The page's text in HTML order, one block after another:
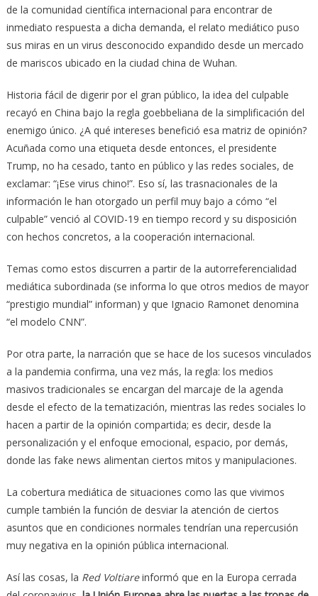
de la comunidad científica internacional para encontrar de
inmediato respuesta a dicha demanda, el relato mediático puso
sus miras en un virus desconocido expandido desde un mercado
de mariscos ubicado en la ciudad china de Wuhan.
Historia fácil de digerir por el gran público, la idea del culpable
recayó en China bajo la regla goebbeliana de la simplificación del
enemigo único. ¿A qué intereses benefició esa matriz de opinión?
Acuñada como una etiqueta desde entonces, el presidente
Trump, no ha cesado, tanto en público y las redes sociales, de
exclamar: “¡Ese virus chino!”. Eso sí, las trasnacionales de la
información le han otorgado un perfil muy bajo a cómo “el
culpable” venció al COVID-19 en tiempo record y su disposición
con hechos concretos, a la cooperación internacional.
Temas como estos discurren a partir de la autorreferencialidad
mediática subordinada (se informa lo que otros medios de mayor
“prestigio mundial” informan) y que Ignacio Ramonet denomina
“el modelo CNN”.
Por otra parte, la narración que se hace de los sucesos vinculados
a la pandemia confirma, una vez más, la regla: los medios
masivos tradicionales se encargan del marcaje de la agenda
desde el efecto de la tematización, mientras las redes sociales lo
hacen a partir de la opinión compartida; es decir, desde la
personalización y el enfoque emocional, espacio, por demás,
donde las fake news alimentan ciertos mitos y manipulaciones.
La cobertura mediática de situaciones como las que vivimos
cumple también la función de desviar la atención de ciertos
asuntos que en condiciones normales tendrían una repercusión
muy negativa en la opinión pública internacional.
Así las cosas, la Red Voltiareinformó que en la Europa cerrada